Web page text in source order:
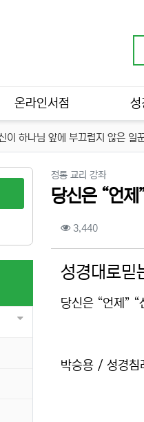
온라인서점 성
이 하나님 앞에 부끄럽지 않은
정통 교리 강좌분류
당신은 “언
컨텐츠 정보
3,440조회
성경대로믿
당신은 “언제”
박승용 / 성경침